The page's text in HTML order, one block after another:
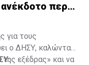
περι
για τους
ο ΔΗΣΥ, καλώντας
εξέδρας» και να